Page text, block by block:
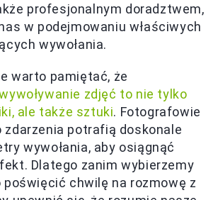
profesjonalnym doradztwem,
w podejmowaniu właściwych
wywołania.
warto pamiętać, że
zdjęć to nie tylko
ale także sztuki. Fotografowie
zdarzenia potrafią doskonale
wywołania, aby osiągnąć
Dlatego zanim wybierzemy
chwilę na rozmowę z